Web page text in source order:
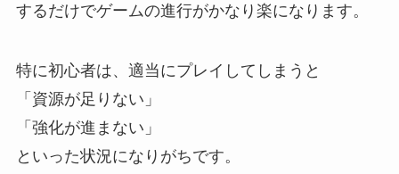
するだけでゲームの進行がかなり楽になります。
特に初心者は、適当にプレイしてしまうと
「資源が足りない」
「強化が進まない」
といった状況になりがちです。